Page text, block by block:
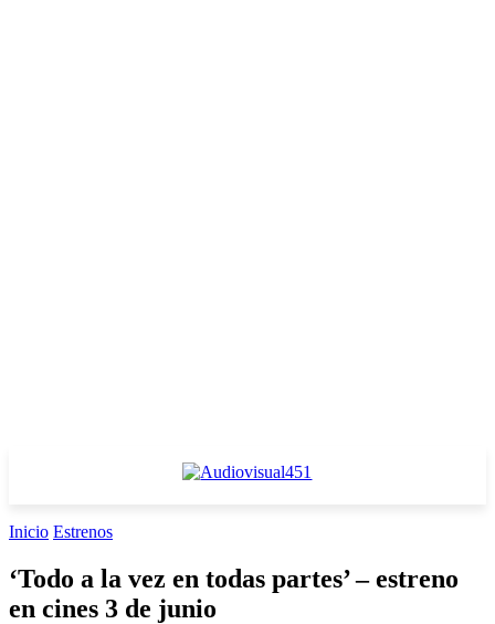
Inicio Estrenos
‘Todo a la vez en todas partes’ – estreno
en cines 3 de junio